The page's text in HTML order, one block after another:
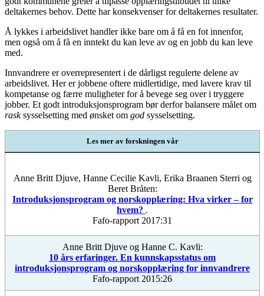
deltakernes behov. Dette har konsekvenser for deltakernes resultater.
Å lykkes i arbeidslivet handler ikke bare om å få en fot innenfor,
men også om å få en inntekt du kan leve av og en jobb du kan leve
med.
Innvandrere er overrepresentert i de dårligst regulerte delene av
arbeidslivet. Her er jobbene oftere midlertidige, med lavere krav til
kompetanse og færre muligheter for å bevege seg over i tryggere
jobber. Et godt introduksjonsprogram bør derfor balansere målet om
rasksysselsetting med ønsket om god sysselsetting.
Les mer av forskningen vår
Anne Britt Djuve, Hanne Cecilie Kavli, Erika Braanen Sterri og
Beret Bråten:
Introduksjonsprogram og norskopplæring: Hva virker – for
hvem? .
Fafo-rapport 2017:31
Anne Britt Djuve og Hanne C. Kavli:
10 års erfaringer. En kunnskapsstatus om
introduksjonsprogram og norskopplæring for innvandrere
Fafo-rapport 2015:26